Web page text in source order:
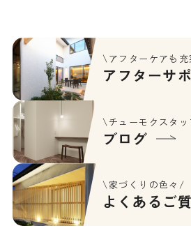
\アフターケアも
アフターサ
\チューモクスタ
ブログ
\家づくりの色々/
よくあるご